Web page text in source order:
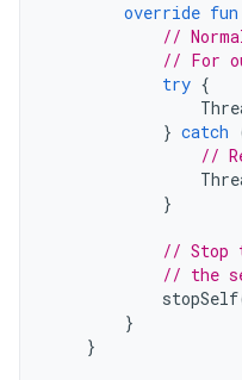
override fun
//
// For
try {
} catch
//
}
// Stop
// the
stopSelf
}
}